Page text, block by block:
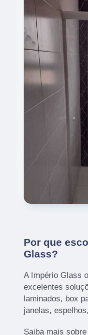
Por que
Glass?
A Império Glass
excelentes
laminados, box
janelas,
Saiba mais